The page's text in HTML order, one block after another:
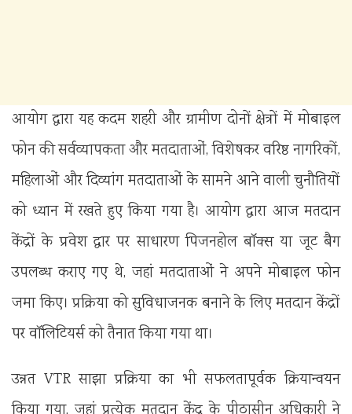
आयोग द्वारा यह कदम शहरी और ग्रामीण दोनों क्षेत्रों में मोबाइल
फोन की सर्वव्यापकता और मतदाताओं, विशेषकर वरिष्ठ नागरिकों,
महिलाओं और दिव्यांग मतदाताओं के सामने आने वाली चुनौतियों
को ध्यान में रखते हुए किया गया है। आयोग द्वारा आज मतदान
केंद्रों के प्रवेश द्वार पर साधारण पिजनहोल बॉक्स या जूट बैग
उपलब्ध कराए गए थे, जहां मतदाताओं ने अपने मोबाइल फोन
जमा किए। प्रक्रिया को सुविधाजनक बनाने के लिए मतदान केंद्रों
पर वॉलिटियर्स को तैनात किया गया था।
उन्नत VTR साझा प्रक्रिया का भी सफलतापूर्वक क्रियान्वयन